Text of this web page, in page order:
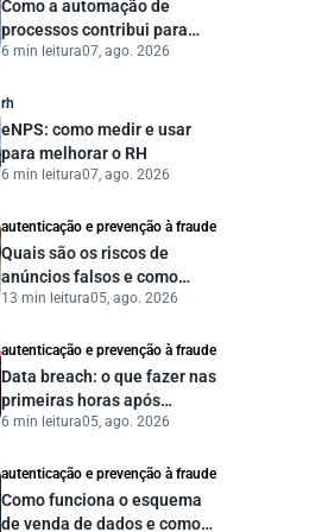
Como a automação de
processos contribui para
uma gestão pública mais
6 min leitura07, ago. 2026
rh
eNPS: como medir e usar
para melhorar o RH
6 min leitura07, ago. 2026
autenticação e prevenção à fraude
Quais são os riscos de
anúncios falsos e como
proteger seu negócio?
13 min leitura05, ago. 2026
autenticação e prevenção à fraude
Data breach: o que fazer nas
primeiras horas após
vazamento de dados?
6 min leitura05, ago. 2026
autenticação e prevenção à fraude
Como funciona o esquema
de venda de dados e como